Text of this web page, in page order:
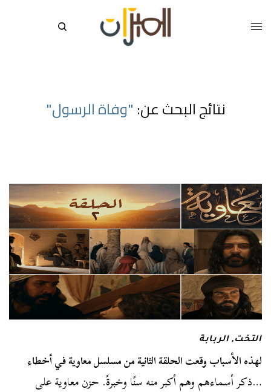
نتائج البحث عن: "وفاة الرسول"
التخت,الربابة
لهذه الأسباب وقعت الحلقة الثانية من مسلسل معاوية في أخطاء
…ذكر أسماءهم وهم أكبر منه سنًا وخبرةً. حزن معاوية على